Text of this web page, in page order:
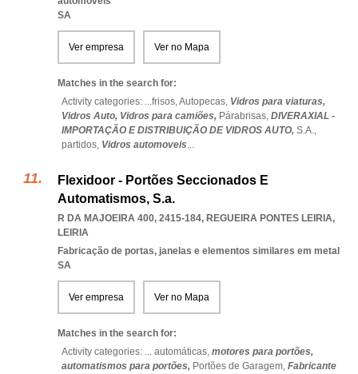
SA
Ver empresa Ver no Mapa
Matches in the search for:
Activity categories: ...frisos,Autopecas, Vidros para viaturas,
Vidros Auto, Vidros para camiões, Párabrisas, DIVERAXIAL -
IMPORTAÇÃO E DISTRIBUIÇÃO DE VIDROS AUTO, S.A.,
partidos, Vidros automoveis...
Flexidoor - Portões Seccionados E
Automatismos, S.a.
R DA MAJOEIRA 400, 2415-184, REGUEIRA PONTES LEIRIA,
LEIRIA
Fabricação de portas, janelas e elementos similares em metal
SA
Ver empresa Ver no Mapa
Matches in the search for:
Activity categories: ... automáticas, motores para portões,
automatismos para portões, Portões de Garagem, Fabricante